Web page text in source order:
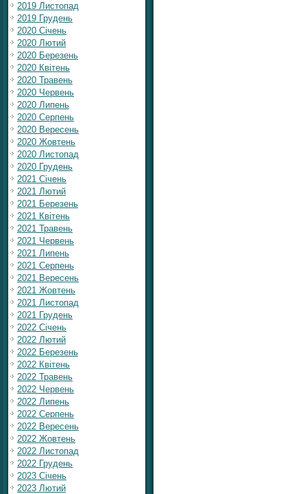
2019 Листопад
2019 Грудень
2020 Січень
2020 Лютий
2020 Березень
2020 Квітень
2020 Травень
2020 Червень
2020 Липень
2020 Серпень
2020 Вересень
2020 Жовтень
2020 Листопад
2020 Грудень
2021 Січень
2021 Лютий
2021 Березень
2021 Квітень
2021 Травень
2021 Червень
2021 Липень
2021 Серпень
2021 Вересень
2021 Жовтень
2021 Листопад
2021 Грудень
2022 Січень
2022 Лютий
2022 Березень
2022 Квітень
2022 Травень
2022 Червень
2022 Липень
2022 Серпень
2022 Вересень
2022 Жовтень
2022 Листопад
2022 Грудень
2023 Січень
2023 Лютий